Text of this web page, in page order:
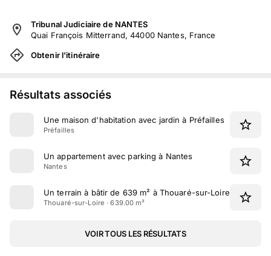
Tribunal Judiciaire de NANTES
Quai François Mitterrand, 44000 Nantes, France
Obtenir l'itinéraire
Résultats associés
Une maison d'habitation avec jardin à Préfailles
Préfailles
Un appartement avec parking à Nantes
Nantes
Un terrain à bâtir de 639 m² à Thouaré-sur-Loire
Thouaré-sur-Loire · 639.00 m²
VOIR TOUS LES RÉSULTATS